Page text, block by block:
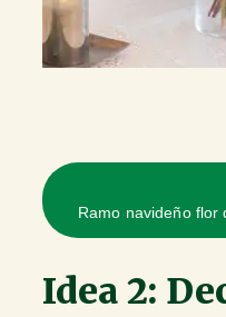
Ramo navideño flor
Idea 2: